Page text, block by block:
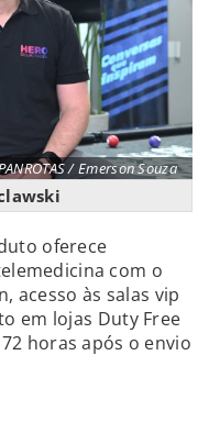
/ Emerson Souza
oferece
com o
acesso às salas vip
em lojas Duty Free
horas após o envio